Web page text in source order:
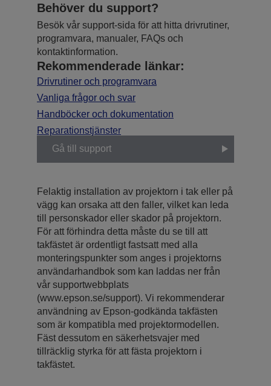
Behöver du support?
Besök vår support-sida för att hitta drivrutiner,
programvara, manualer, FAQs och
kontaktinformation.
Rekommenderade länkar:
Drivrutiner och programvara
Vanliga frågor och svar
Handböcker och dokumentation
Reparationstjänster
Gå till support
Felaktig installation av projektorn i tak eller på
vägg kan orsaka att den faller, vilket kan leda
till personskador eller skador på projektorn.
För att förhindra detta måste du se till att
takfästet är ordentligt fastsatt med alla
monteringspunkter som anges i projektorns
användarhandbok som kan laddas ner från
vår supportwebbplats
(www.epson.se/support). Vi rekommenderar
användning av Epson-godkända takfästen
som är kompatibla med projektormodellen.
Fäst dessutom en säkerhetsvajer med
tillräcklig styrka för att fästa projektorn i
takfästet.